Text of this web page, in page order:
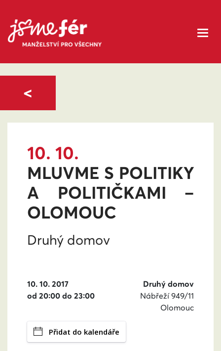
10. 10.
MLUVME S POLITIKY
A POLITIČKAMI –
OLOMOUC
Druhý domov
10. 10. 2017
od 20:00 do 23:00
Druhý domov
Nábřeží 949/11
Olomouc
Přidat do kalendáře
<